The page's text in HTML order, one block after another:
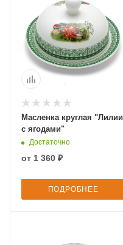
Масленка круглая "Лилии
с ягодами"
Достаточно
от 1 360 ₽
ПОДРОБНЕЕ